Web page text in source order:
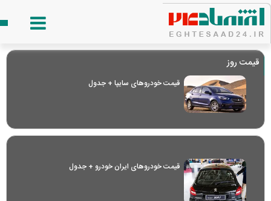
قیمت روز
قیمت خودرو‌های سایپا + جدول
قیمت خودرو‌های ایران خودرو + جدول